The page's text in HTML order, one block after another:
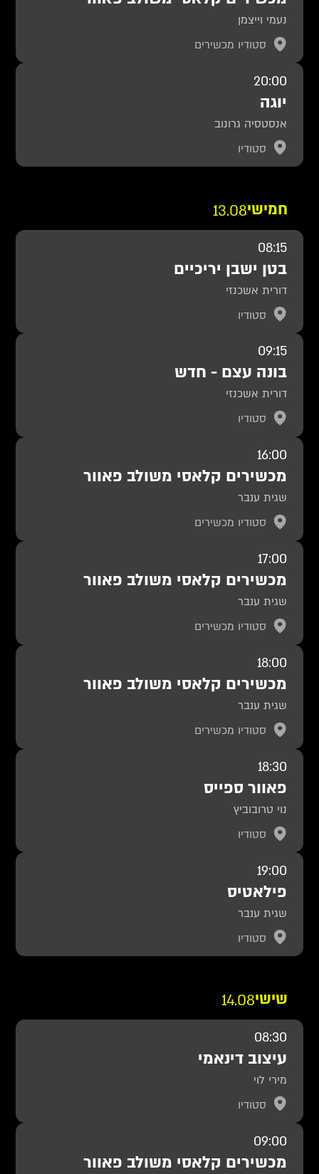
נעמי וייצמן
סטודיו מכשירים
20:00
יוגה
אנסטסיה גרונוב
סטודיו
חמישי13.08
08:15
בטן ישבן יריכיים
דורית אשכנזי
סטודיו
09:15
בונה עצם - חדש
דורית אשכנזי
סטודיו
16:00
מכשירים קלאסי משולב פאוור
שגית ענבר
סטודיו מכשירים
17:00
מכשירים קלאסי משולב פאוור
שגית ענבר
סטודיו מכשירים
18:00
מכשירים קלאסי משולב פאוור
שגית ענבר
סטודיו מכשירים
18:30
פאוור ספייס
נוי טרובוביץ
סטודיו
19:00
פילאטיס
שגית ענבר
סטודיו
שישי14.08
08:30
עיצוב דינאמי
מירי לוי
סטודיו
09:00
מכשירים קלאסי משולב פאוור